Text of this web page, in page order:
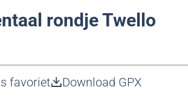
rondje Twello
favoriet Download GPX